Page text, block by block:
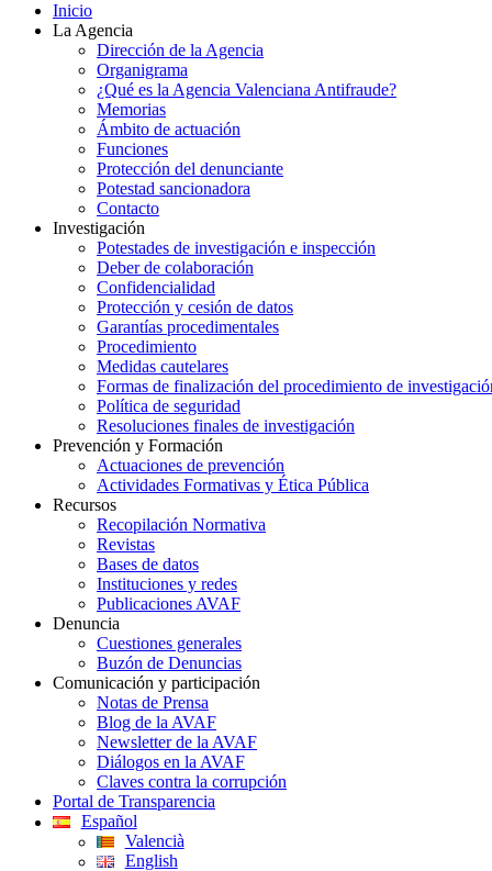
Inicio
La Agencia
Dirección de la Agencia
Organigrama
¿Qué es la Agencia Valenciana Antifraude?
Memorias
Ámbito de actuación
Funciones
Protección del denunciante
Potestad sancionadora
Contacto
Investigación
Potestades de investigación e inspección
Deber de colaboración
Confidencialidad
Protección y cesión de datos
Garantías procedimentales
Procedimiento
Medidas cautelares
Formas de finalización del procedimiento de
Política de seguridad
Resoluciones finales de investigación
Prevención y Formación
Actuaciones de prevención
Actividades Formativas y Ética Pública
Recursos
Recopilación Normativa
Revistas
Bases de datos
Instituciones y redes
Publicaciones AVAF
Denuncia
Cuestiones generales
Buzón de Denuncias
Comunicación y participación
Notas de Prensa
Blog de la AVAF
Newsletter de la AVAF
Diálogos en la AVAF
Claves contra la corrupción
Portal de Transparencia
Español
Valencià
English